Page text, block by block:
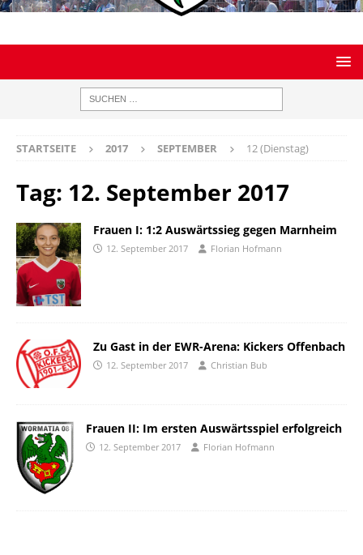
STARTSEITE 2017 SEPTEMBER 12 (Dienstag)
Tag: 12. September 2017
Frauen I: 1:2 Auswärtssieg gegen Marnheim
12. September 2017 Florian Hofmann
Zu Gast in der EWR-Arena: Kickers Offenbach
12. September 2017 Christian Bub
Frauen II: Im ersten Auswärtsspiel erfolgreich
12. September 2017 Florian Hofmann